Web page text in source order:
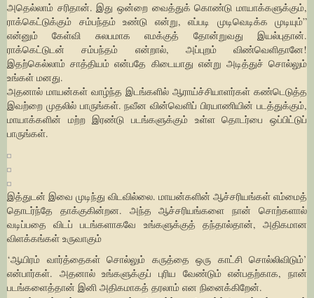
அதெல்லாம் சரிதான். இது ஒன்றை வைத்துக் கொண்டு மாயாக்களுக்கும்,
ராக்கெட்டுக்கும் சம்பந்தம் உண்டு என்று, எப்படி முடிவெடிக்க முடியும்”
என்னும் கேள்வி சுலபமாக எமக்குத் தோன்றுவது இயல்புதான்.
ராக்கெட்டுடன் சம்பந்தம் என்றால், அப்புறம் விண்வெளிதானே!
இதற்கெல்லாம் சாத்தியம் என்பதே கிடையாது என்று அடித்துச் சொல்லும்
உங்கள் மனது.
அதனால் மாயன்கள் வாழ்ந்த இடங்களில் ஆராய்ச்சியாளர்கள் கண்டெடுத்த
இவற்றை முதலில் பாருங்கள். நவீன வின்வெளிப் பிரயாணியின் படத்துக்கும்,
மாயாக்களின் மற்ற இரண்டு படங்களுக்கும் உள்ள தொடர்பை ஒப்பிட்டுப்
பாருங்கள்.
இத்துடன் இவை முடிந்து விடவில்லை. மாயன்களின் ஆச்சரியங்கள் எம்மைத்
தொடர்ந்தே தாக்குகின்றன. அந்த ஆச்சரியங்களை நான் சொற்களால்
வடிப்பதை விடப் படங்களாகவே உங்களுக்குத் தந்தால்தான், அதிகமான
விளக்கங்கள் உருவாகும்
‘ஆயிரம் வார்த்தைகள் சொல்லும் கருத்தை ஒரு காட்சி சொல்லிவிடும்’
என்பார்கள். அதனால் உங்களுக்குப் புரிய வேண்டும் என்பதற்காக, நான்
படங்களைத்தான் இனி அதிகமாகத் தரலாம் என நினைக்கிறேன்.